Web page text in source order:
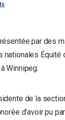
par des
Équité
Winnipeg.
de la
d’avoir pu